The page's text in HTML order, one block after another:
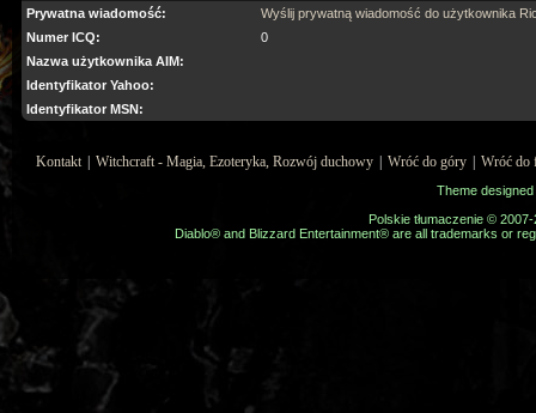
Prywatna wiadomość:
Wyślij prywatną wiadomość do użytkownika
Numer ICQ:
0
Nazwa użytkownika AIM:
Identyfikator Yahoo:
Identyfikator MSN:
Kontakt Witchcraft - Magia, Ezoteryka, Rozwój duchowy Wróć do góry Wróć do
Theme
Polskie tłumaczenie ©
Diablo® and Blizzard Entertainment® are all trademarks or